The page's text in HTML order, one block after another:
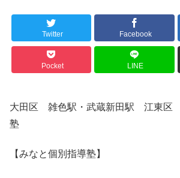
Twitter Facebook
Pocket LINE
大田区 雑色駅・武蔵新田駅 江東区
塾
【みなと個別指導塾】